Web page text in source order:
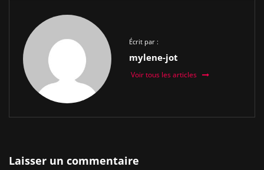
Écrit par :
mylene-jot
Voir tous les articles
Laisser un commentaire